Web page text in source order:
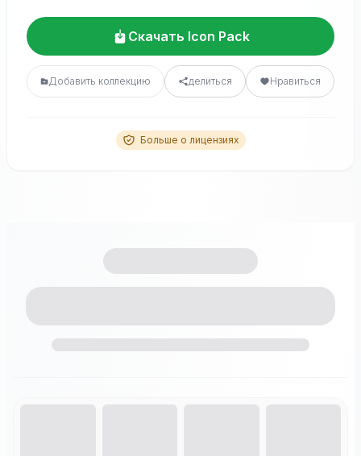
Скачать Icon Pack
Добавить коллекцию делиться Нравиться
Больше о лицензиях